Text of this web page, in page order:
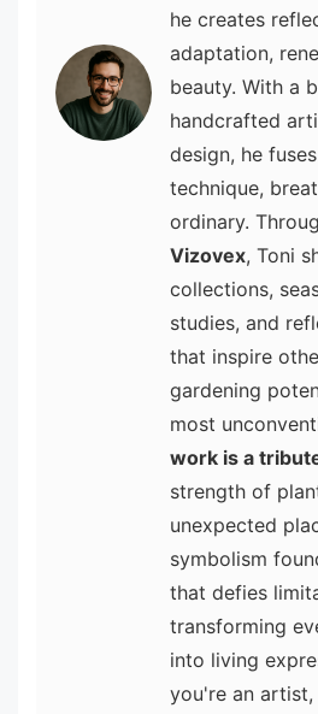
he creates
adaptation,
beauty. With a
handcrafted
design, he
technique,
ordinary.
Vizovex, Toni
collections,
studies, and
that inspire
gardening
most
work is a
strength of
unexpected
symbolism
that defies
transforming
into living
you're an artist,